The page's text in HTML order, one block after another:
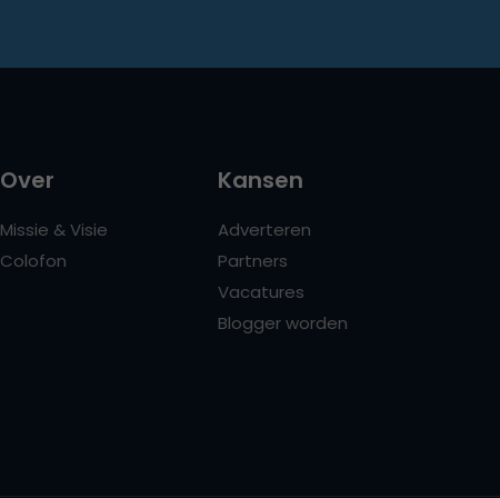
Over
Missie & Visie
Colofon
Kansen
Adverteren
Partners
Vacatures
Blogger worden